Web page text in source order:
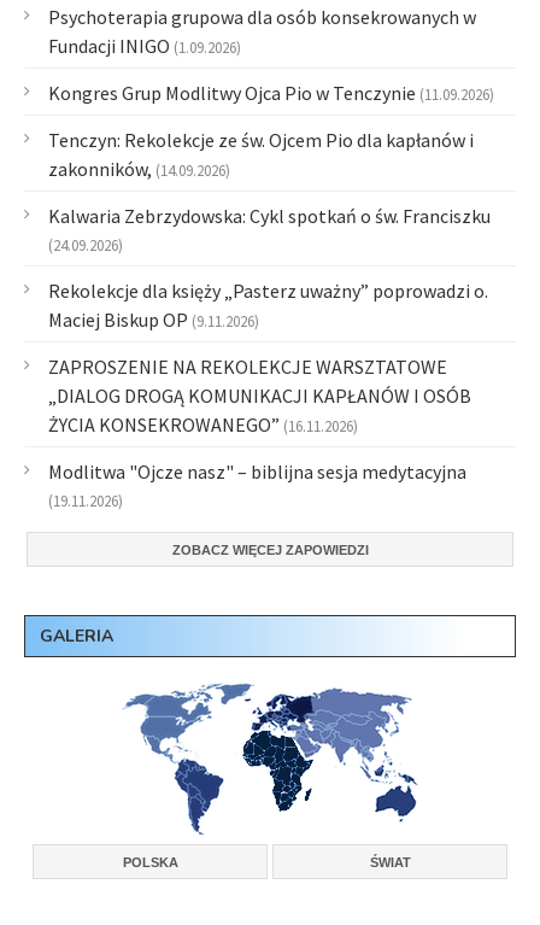
Psychoterapia grupowa dla osób konsekrowanych w
Fundacji INIGO (1.09.2026)
Kongres Grup Modlitwy Ojca Pio w Tenczynie (11.09.2026)
Tenczyn: Rekolekcje ze św. Ojcem Pio dla kapłanów i
zakonników, (14.09.2026)
Kalwaria Zebrzydowska: Cykl spotkań o św. Franciszku
(24.09.2026)
Rekolekcje dla księży „Pasterz uważny” poprowadzi o.
Maciej Biskup OP (9.11.2026)
ZAPROSZENIE NA REKOLEKCJE WARSZTATOWE
„DIALOG DROGĄ KOMUNIKACJI KAPŁANÓW I OSÓB
ŻYCIA KONSEKROWANEGO” (16.11.2026)
Modlitwa "Ojcze nasz" – biblijna sesja medytacyjna
(19.11.2026)
ZOBACZ WIĘCEJ ZAPOWIEDZI
GALERIA
POLSKA ŚWIAT